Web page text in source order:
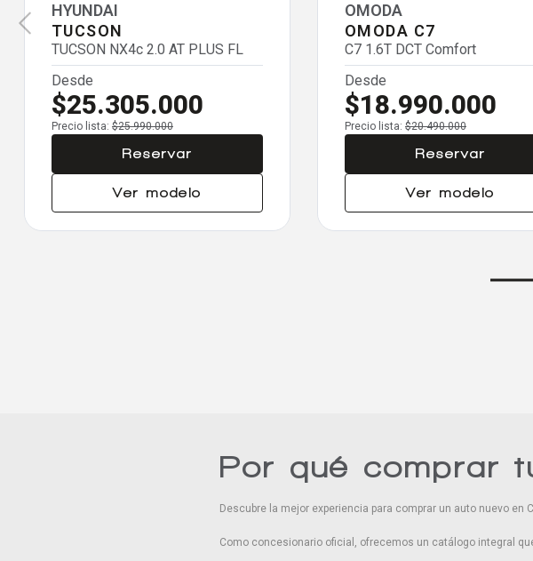
HYUNDAI
TUCSON
TUCSON NX4c 2.0 AT PLUS FL
Desde
$25.305.000
Precio lista: $25.990.000
Reservar
Ver modelo
OMODA
OMODA C7
C7 1.6T DCT Comfort
Desde
$18.990.000
Precio lista: $20.490.000
Reservar
Ver modelo
Por qué comprar
Descubre la mejor experiencia para comprar un auto nuevo en
Como concesionario oficial, ofrecemos un catálogo integral